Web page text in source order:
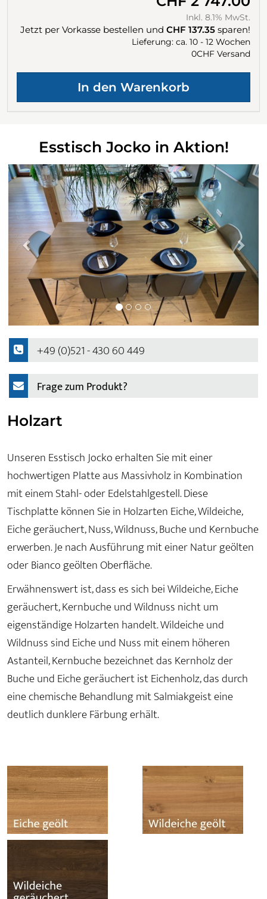
Inkl. 8.1% MwSt.
Jetzt per Vorkasse bestellen und CHF 137.35 sparen!
Lieferung: ca. 10 - 12 Wochen
0CHF Versand
Esstisch Jocko in Aktion!
+49 (0)521 - 430 60 449
Frage zum Produkt?
Holzart
Unseren Esstisch Jocko erhalten Sie mit einer
hochwertigen Platte aus Massivholz in Kombination
mit einem Stahl- oder Edelstahlgestell. Diese
Tischplatte können Sie in Holzarten Eiche, Wildeiche,
Eiche geräuchert, Nuss, Wildnuss, Buche und Kernbuche
erwerben. Je nach Ausführung mit einer Natur geölten
oder Bianco geölten Oberfläche.
Erwähnenswert ist, dass es sich bei Wildeiche, Eiche
geräuchert, Kernbuche und Wildnuss nicht um
eigenständige Holzarten handelt. Wildeiche und
Wildnuss sind Eiche und Nuss mit einem höheren
Astanteil, Kernbuche bezeichnet das Kernholz der
Buche und Eiche geräuchert ist Eichenholz, das durch
eine chemische Behandlung mit Salmiakgeist eine
deutlich dunklere Färbung erhält.